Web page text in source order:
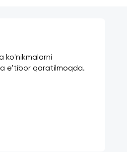
ko'nikmalarni
e'tibor qaratilmoqda.